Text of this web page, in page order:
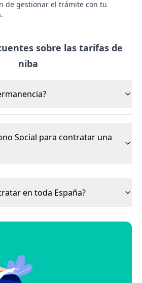
de gestionar el trámite con tu
sobre las tarifas de
niba
Social para contratar una
en toda España?